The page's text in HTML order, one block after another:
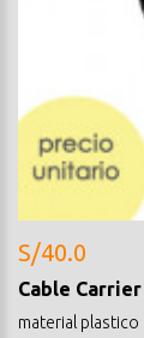
S/40.0
Cable Carrier
material